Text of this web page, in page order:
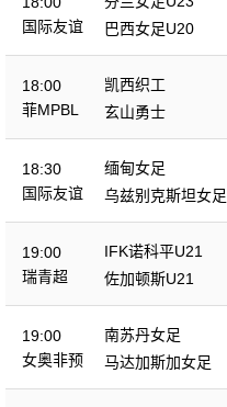
国际友谊
巴西女足U20
18:00
菲MPBL
凯西织工
玄山勇士
18:30
国际友谊
缅甸女足
乌兹别克斯坦女足
19:00
瑞青超
IFK诺科平U21
佐加顿斯U21
19:00
女奥非预
南苏丹女足
马达加斯加女足